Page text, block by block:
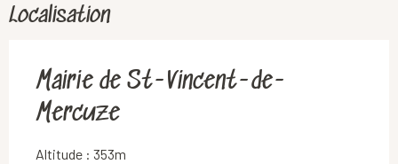
Localisation
Mairie de St-Vincent-de-
Mercuze
Altitude : 353m